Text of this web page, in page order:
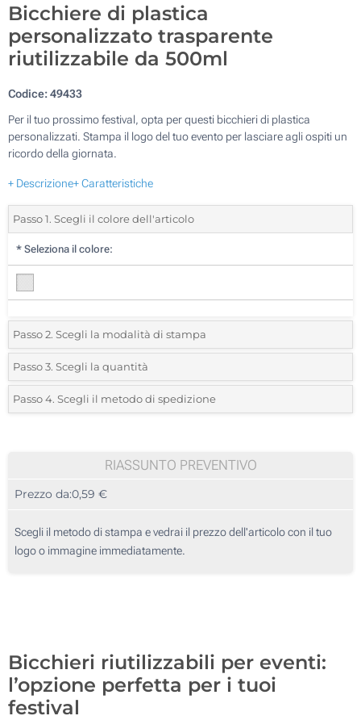
Bicchiere di plastica
personalizzato trasparente
riutilizzabile da 500ml
Codice:49433
Per il tuo prossimo festival, opta per questi bicchieri di plastica
personalizzati. Stampa il logo del tuo evento per lasciare agli ospiti un
ricordo della giornata.
+ Descrizione+ Caratteristiche
Passo 1. Scegli il colore dell'articolo
* Seleziona il colore:
Passo 2. Scegli la modalità di stampa
*Seleziona la posizione di stampa e il colore del vostro logo:
Quadricromia (Stampa a 360º)
Passo 3. Scegli la quantità
*Quantità desiderata:
50
125
250
Passo 4. Scegli il metodo di spedizione
RIASSUNTO PREVENTIVO
Prezzo da:0,59 €
Scegli il metodo di stampa e vedrai il prezzo dell'articolo con il tuo
logo o immagine immediatamente.
Bicchieri riutilizzabili per eventi:
l’opzione perfetta per i tuoi
festival